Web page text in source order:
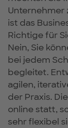
Unternehmer
ist das
Richtige für
Nein, Sie
bei jedem
begleitet.
agilen,
der Praxis.
online statt,
sehr flexibel